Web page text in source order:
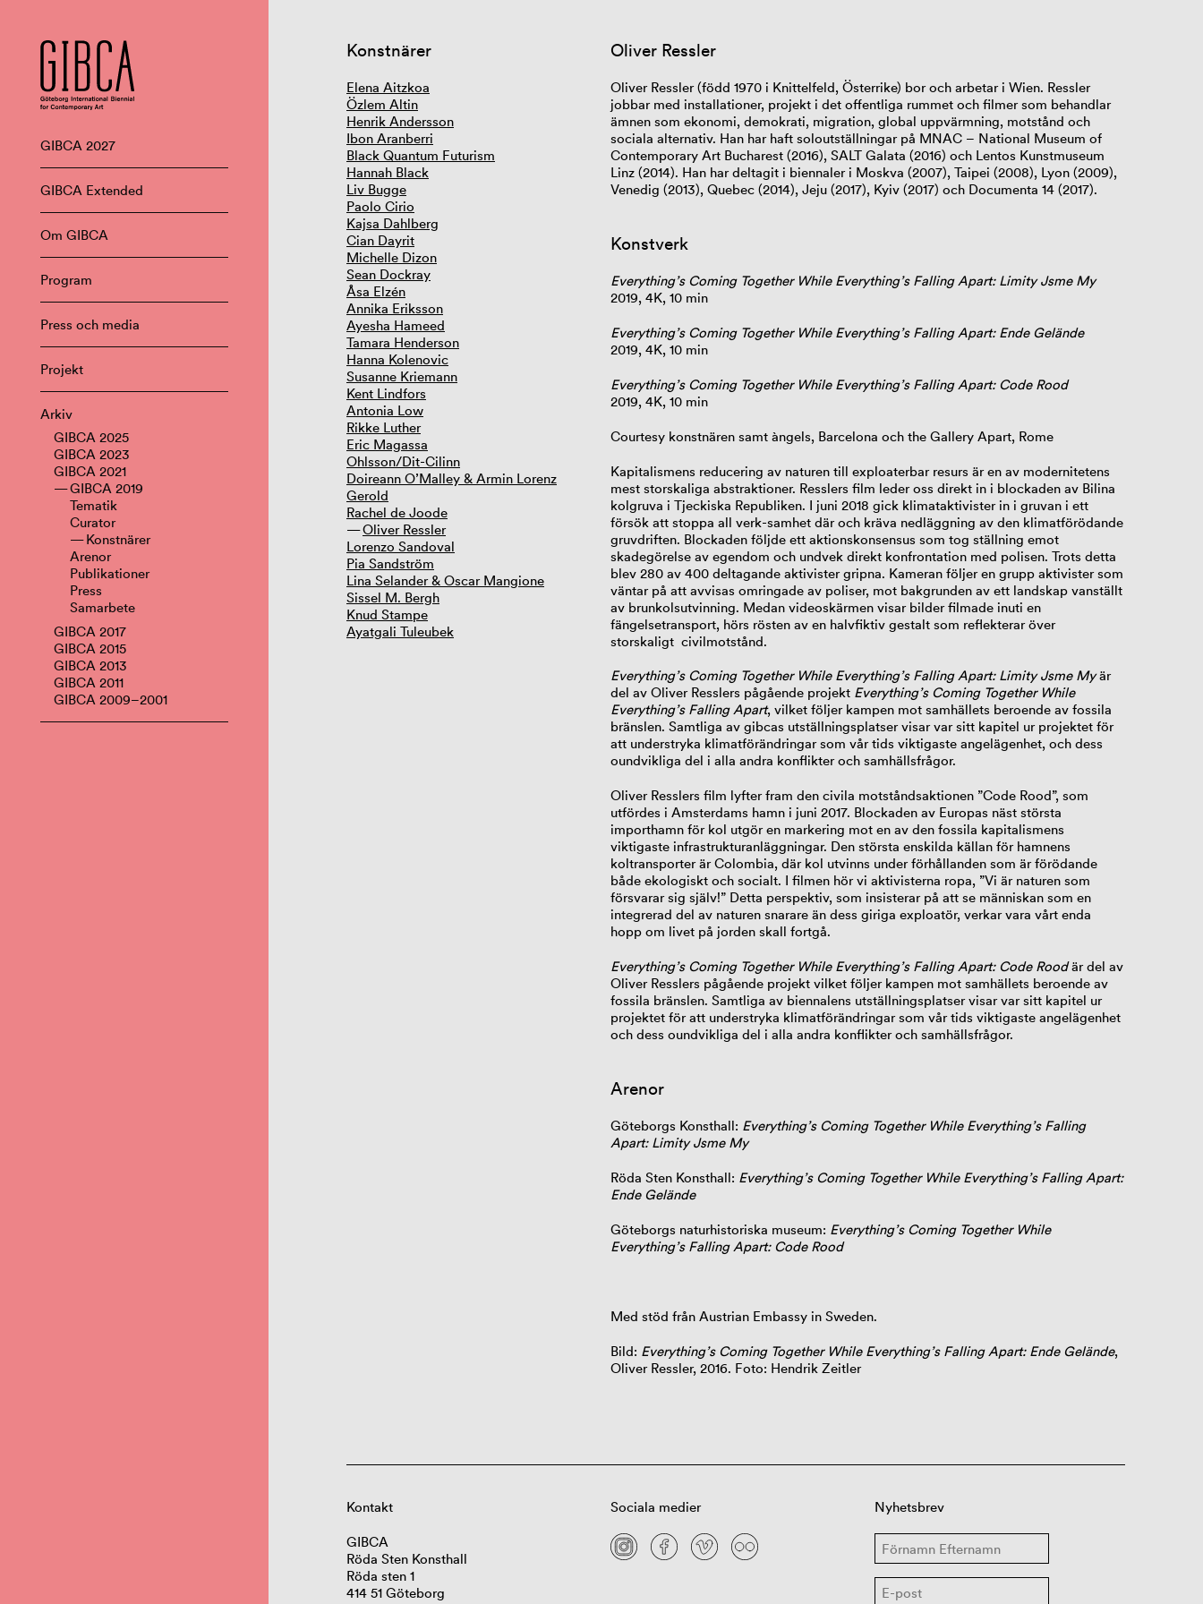
GIBCA 2027
GIBCA Extended
Om GIBCA
Program
Press och media
Projekt
Arkiv
GIBCA 2025
GIBCA 2023
GIBCA 2021
GIBCA 2019
Tematik
Curator
Konstnärer
Arenor
Publikationer
Press
Samarbete
GIBCA 2017
GIBCA 2015
GIBCA 2013
GIBCA 2011
GIBCA 2009–2001
Konstnärer
Elena Aitzkoa
Özlem Altin
Henrik Andersson
Ibon Aranberri
Black Quantum Futurism
Hannah Black
Liv Bugge
Paolo Cirio
Kajsa Dahlberg
Cian Dayrit
Michelle Dizon
Sean Dockray
Åsa Elzén
Annika Eriksson
Ayesha Hameed
Tamara Henderson
Hanna Kolenovic
Susanne Kriemann
Kent Lindfors
Antonia Low
Rikke Luther
Eric Magassa
Ohlsson/Dit-Cilinn
Doireann O’Malley & Armin Lorenz
Gerold
Rachel de Joode
Oliver Ressler
Lorenzo Sandoval
Pia Sandström
Lina Selander & Oscar Mangione
Sissel M. Bergh
Knud Stampe
Ayatgali Tuleubek
Oliver Ressler
Oliver Ressler (född 1970 i Knittelfeld, Österrike) bor och arbetar i Wien. Ressler
jobbar med installationer, projekt i det offentliga rummet och filmer som behandlar
ämnen som ekonomi, demokrati, migration, global uppvärmning, motstånd och
sociala alternativ. Han har haft soloutställningar på MNAC – National Museum of
Contemporary Art Bucharest (2016), SALT Galata (2016) och Lentos Kunstmuseum
Linz (2014). Han har deltagit i biennaler i Moskva (2007), Taipei (2008), Lyon (2009),
Venedig (2013), Quebec (2014), Jeju (2017), Kyiv (2017) och Documenta 14 (2017).
Konstverk
Everything’s Coming Together While Everything’s Falling Apart: Limity Jsme My
2019, 4K, 10 min
Everything’s Coming Together While Everything’s Falling Apart: Ende Gelände
2019, 4K, 10 min
Everything’s Coming Together While Everything’s Falling Apart: Code Rood
2019, 4K, 10 min
Courtesy konstnären samt àngels, Barcelona och the Gallery Apart, Rome
Kapitalismens reducering av naturen till exploaterbar resurs är en av modernitetens
mest storskaliga abstraktioner. Resslers film leder oss direkt in i blockaden av Bilina
kolgruva i Tjeckiska Republiken. I juni 2018 gick klimataktivister in i gruvan i ett
försök att stoppa all verk-samhet där och kräva nedläggning av den klimatförödande
gruvdriften. Blockaden följde ett aktionskonsensus som tog ställning emot
skadegörelse av egendom och undvek direkt konfrontation med polisen. Trots detta
blev 280 av 400 deltagande aktivister gripna. Kameran följer en grupp aktivister som
väntar på att avvisas omringade av poliser, mot bakgrunden av ett landskap vanställt
av brunkolsutvinning. Medan videoskärmen visar bilder filmade inuti en
fängelsetransport, hörs rösten av en halvfiktiv gestalt som reflekterar över
storskaligt civilmotstånd.
Everything’s Coming Together While Everything’s Falling Apart: Limity Jsme Myär
del av Oliver Resslers pågående projekt Everything’s Coming Together While
Everything’s Falling Apart, vilket följer kampen mot samhällets beroende av fossila
bränslen. Samtliga av gibcas utställningsplatser visar var sitt kapitel ur projektet för
att understryka klimatförändringar som vår tids viktigaste angelägenhet, och dess
oundvikliga del i alla andra konflikter och samhällsfrågor.
Oliver Resslers film lyfter fram den civila motståndsaktionen ”Code Rood”, som
utfördes i Amsterdams hamn i juni 2017. Blockaden av Europas näst största
importhamn för kol utgör en markering mot en av den fossila kapitalismens
viktigaste infrastrukturanläggningar. Den största enskilda källan för hamnens
koltransporter är Colombia, där kol utvinns under förhållanden som är förödande
både ekologiskt och socialt. I filmen hör vi aktivisterna ropa, ”Vi är naturen som
försvarar sig själv!” Detta perspektiv, som insisterar på att se människan som en
integrerad del av naturen snarare än dess giriga exploatör, verkar vara vårt enda
hopp om livet på jorden skall fortgå.
Everything’s Coming Together While Everything’s Falling Apart: Code Roodär del av
Oliver Resslers pågående projekt vilket följer kampen mot samhällets beroende av
fossila bränslen. Samtliga av biennalens utställningsplatser visar var sitt kapitel ur
projektet för att understryka klimatförändringar som vår tids viktigaste angelägenhet
och dess oundvikliga del i alla andra konflikter och samhällsfrågor.
Arenor
Göteborgs Konsthall: Everything’s Coming Together While Everything’s Falling
Apart: Limity Jsme My
Röda Sten Konsthall: Everything’s Coming Together While Everything’s Falling Apart:
Ende Gelände
Göteborgs naturhistoriska museum: Everything’s Coming Together While
Everything’s Falling Apart: Code Rood
Med stöd från Austrian Embassy in Sweden.
Bild: Everything’s Coming Together While Everything’s Falling Apart: Ende Gelände,
Oliver Ressler, 2016. Foto: Hendrik Zeitler
Kontakt
GIBCA
Röda Sten Konsthall
Röda sten 1
414 51 Göteborg
Sociala medier Nyhetsbrev